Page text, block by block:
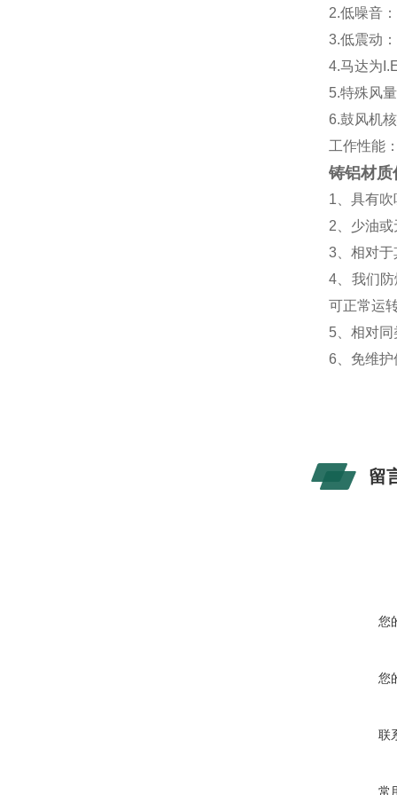
2.低噪音
3.低震动
4.马达为
5.特殊风
6.鼓风机
工作性能
铸铝材质
1、具有
2、少油
3、相对
4、我们
可正常运
5、相对
6、免维
留
您
您
联
常